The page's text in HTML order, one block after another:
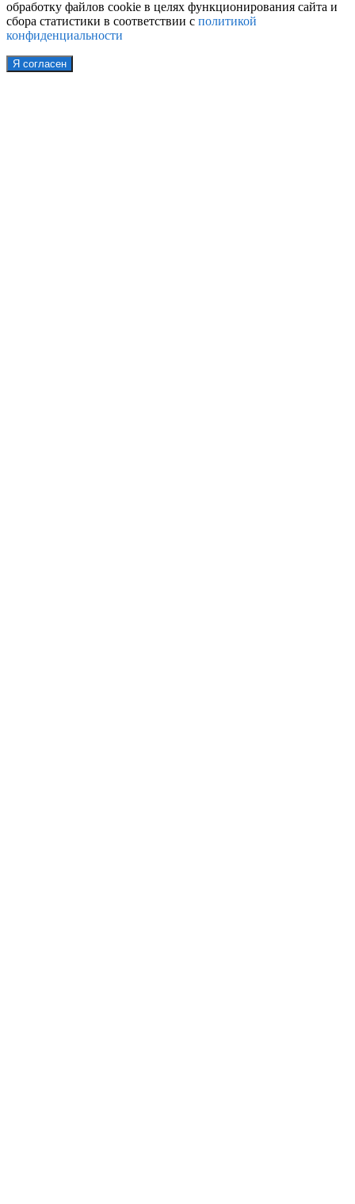
обработку файлов cookie в целях функционирования сайта и
сбора статистики в соответствии с политикой
конфиденциальности
Я согласен